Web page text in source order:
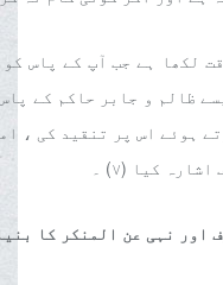
لکھا ہے جب آپ کے پاس
ظالم و جابر حاکم کے
ہوئے اس پر تنقید کی ،
کیا (٧) ۔
اور نہی عن المنکر کا